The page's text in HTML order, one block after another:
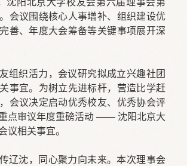
会议围绕核心人事增补、组织建设优
善、年度大会筹备等关键事项展开深
组织活力，会议研究拟成立兴趣社团
事宜。为树立先进标杆，营造比学赶
会议决定启动优秀校友、优秀协会评
点审议年度重磅活动 —— 沈阳北京大
议相关事宜。
辽沈，同心聚力向未来。本次理事会